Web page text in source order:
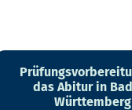
das Abitur in
Württemberg